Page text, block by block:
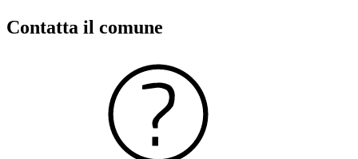
Contatta il comune